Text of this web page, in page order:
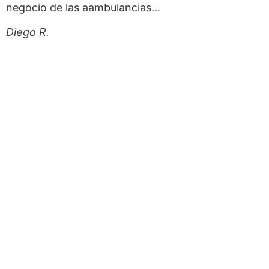
negocio de las aambulancias…
Diego R.